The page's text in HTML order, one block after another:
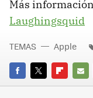
Más
Laughingsquid
FACEBOOK
TWITTERFLIPBOARD
E-
TEMAS Apple